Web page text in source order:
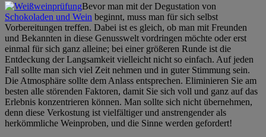
Bevor man mit der Degustation von
Schokoladen und Wein beginnt, muss man für sich selbst
Vorbereitungen treffen. Dabei ist es gleich, ob man mit Freunden
und Bekannten in diese Genusswelt vordringen möchte oder erst
einmal für sich ganz alleine; bei einer größeren Runde ist die
Entdeckung der Langsamkeit vielleicht nicht so einfach. Auf jeden
Fall sollte man sich viel Zeit nehmen und in guter Stimmung sein.
Die Atmosphäre sollte dem Anlass entsprechen. Eliminieren Sie am
besten alle störenden Faktoren, damit Sie sich voll und ganz auf das
Erlebnis konzentrieren können. Man sollte sich nicht übernehmen,
denn diese Verkostung ist vielfältiger und anstrengender als
herkömmliche Weinproben, und die Sinne werden gefordert!